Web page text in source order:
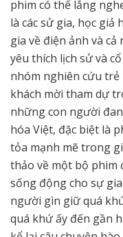
phim có thể lắng
là các sử gia, học giả
gia về điện ảnh và
yêu thích lịch sử và
nhóm nghiên cứu
khách mời tham dự
những con người
hóa Việt, đặc biệt là
tỏa mạnh mẽ trong
thảo về một bộ phim
sống động cho sự
người gìn giữ quá
quá khứ ấy đến gần